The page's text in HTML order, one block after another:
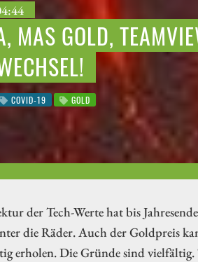
MAS GOLD,
COVID-19 GOLD
der Tech-Werte hat bis
die Räder. Auch der Goldpreis
erholen. Die Gründe sind vielfältig.